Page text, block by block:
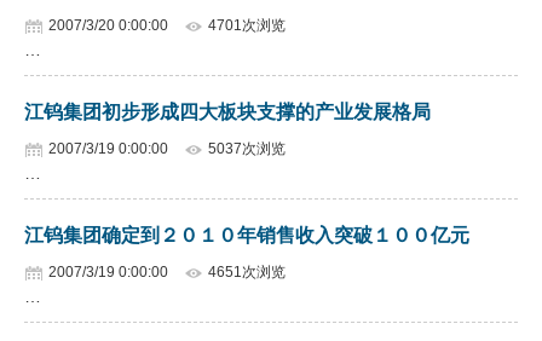
行情报价
数字报
2007/3/20 0:00:00 4701次浏览
江钨集团初步形成四大板块支撑的产业发展格局
2007/3/19 0:00:00 5037次浏览
江钨集团确定到２０１０年销售收入突破１００亿元
2007/3/19 0:00:00 4651次浏览